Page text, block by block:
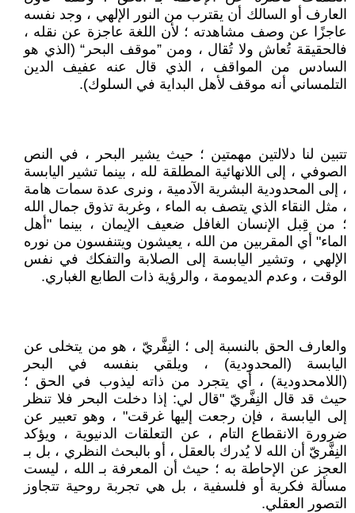
العارف أو السالك أن يقترب من النور الإلهي ، وجد نفسه
عاجزًا عن وصف مشاهدته ؛ لأن اللغة عاجزة عن نقله ،
فالحقيقة تُعاش ولا تُقال ، ومن ”موقف البحر“ (الذي هو
السادس من المواقف ، الذي قال عنه عفيف الدين
التلمساني أنه موقف لأهل البداية في السلوك).
تتبين لنا دلالتين مهمتين ؛ حيث يشير البحر ، في النص
الصوفي ، إلى اللانهائية المطلقة لله ، بينما تشير اليابسة
، إلى المحدودية البشرية الآدمية ، ونرى عدة سمات هامة
، مثل النقاء الذي يتصف به الماء ، وغربة تذوق جمال الله
؛ من قِبل الإنسان الغافل ضعيف الإيمان ، بينما "أهل
الماء" أي المقربين من الله ، يعيشون ويتنفسون من نوره
الإلهي ، وتشير اليابسة إلى الصلابة والتفكك في نفس
الوقت ، وعدم الديمومة ، والرؤية ذات الطابع الغباري.
والعارف الحق بالنسبة إلى ؛ النِفَّريّ ، هو من يتخلى عن
اليابسة (المحدودية) ، ويلقي بنفسه في البحر
(اللامحدودية) ، أي يتجرد من ذاته ليذوب في الحق ؛
حيث قد قال النِفَّريّ "قال لي: إذا دخلت البحر فلا تنظر
إلى اليابسة ، فإن رجعت إليها غرقت" ، وهو تعبير عن
ضرورة الانقطاع التام ، عن التعلقات الدنيوية ، ويؤكد
النِفَّريّ أن الله لا يُدرك بالعقل ، أو بالبحث النظري ، بل بـ
العجز عن الإحاطة به ؛ حيث أن المعرفة بـ الله ، ليست
مسألة فكرية أو فلسفية ، بل هي تجربة روحية تتجاوز
التصور العقلي.